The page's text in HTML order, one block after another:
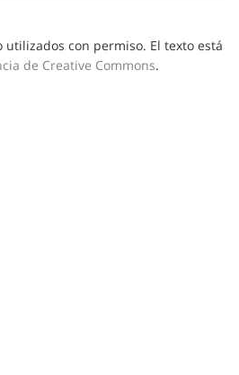
Telcel
Slim
utilizados con permiso. El texto está
de Creative Commons.